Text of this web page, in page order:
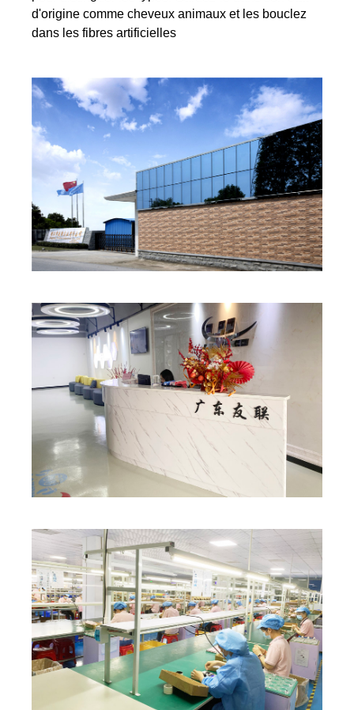
d'origine comme cheveux animaux et les bouclez
dans les fibres artificielles